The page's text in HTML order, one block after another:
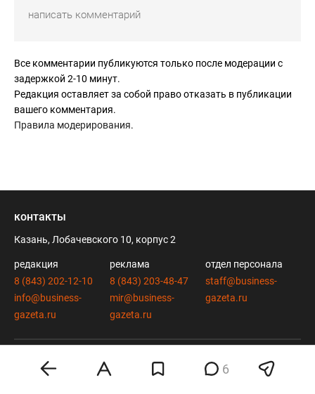
Все комментарии публикуются только после модерации с
задержкой 2-10 минут.
Редакция оставляет за собой право отказать в публикации
вашего комментария.
Правила модерирования.
6
контакты
Казань, Лобачевского 10, корпус 2
редакция
8 (843) 202-12-10
info@business-
gazeta.ru
реклама
8 (843) 203-48-47
mir@business-
gazeta.ru
отдел персонала
staff@business-
gazeta.ru
вконтакте
twitter